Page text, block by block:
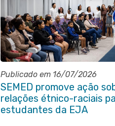
Publicado em 16/07/2026
SEMED promove ação
relações étnico-raciais
estudantes da EJA